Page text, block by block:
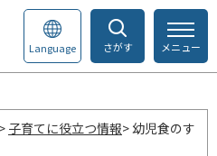
さがす
Language メニュー
> 子育てに役立つ情報> 幼児食のす